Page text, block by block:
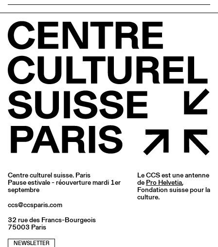
Centre culturel suisse. Paris
Pause estivale - réouverture mardi 1er
septembre
ccs@ccsparis.com
32 rue des Francs-Bourgeois
75003 Paris
NEWSLETTER
Le CCS est une antenne
de Pro Helvetia,
Fondation suisse pour la
culture.